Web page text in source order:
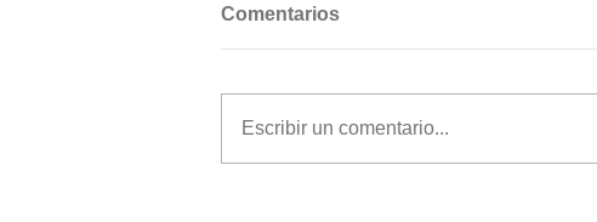
Comentarios
Escribir un comentario...